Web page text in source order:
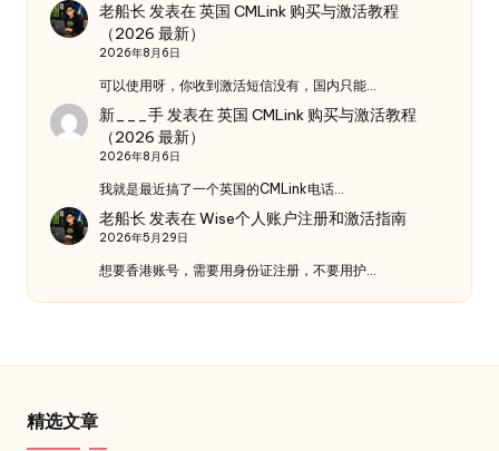
老船长 发表在英国 CMLink 购买与激活教程
（2026 最新）
2026年8月6日
可以使用呀，你收到激活短信没有，国内只能…
新___手发表在英国 CMLink 购买与激活教程
（2026 最新）
2026年8月6日
我就是最近搞了一个英国的CMLink电话…
老船长 发表在Wise个人账户注册和激活指南
2026年5月29日
想要香港账号，需要用身份证注册，不要用护…
精选文章